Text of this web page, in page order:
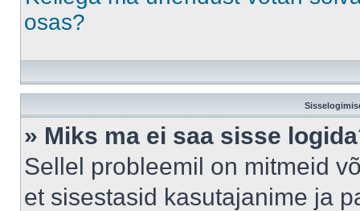
osas?
» Miks ma ei saa sisse
Sellel probleemil on mitmeid
et sisestasid kasutajanime ja